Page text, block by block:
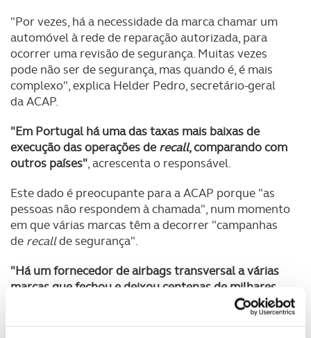
"Por vezes, há a necessidade da marca chamar um
automóvel à rede de reparação autorizada, para
ocorrer uma revisão de segurança. Muitas vezes
pode não ser de segurança, mas quando é, é mais
complexo", explica Helder Pedro, secretário-geral
da ACAP.
"Em Portugal há uma das taxas mais baixas de
execução das operações derecall, comparando com
outros países", acrescenta o responsável.
Este dado é preocupante para a ACAP porque "as
pessoas não respondem à chamada", num momento
em que várias marcas têm a decorrer "campanhas
de recallde segurança".
"Há um fornecedor de airbags transversal a várias
marcas que fechou e deixou centenas de milhares
de airbags [instalados nos automóveis] com defeito.
Isto pode ser muito grave para a pessoa que conduz